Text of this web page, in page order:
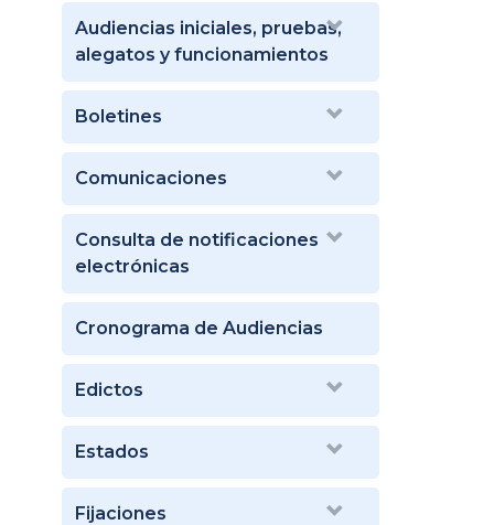
Audiencias iniciales, pruebas,
alegatos y funcionamientos
Boletines
Comunicaciones
Consulta de notificaciones
electrónicas
Cronograma de Audiencias
Edictos
Estados
Fijaciones